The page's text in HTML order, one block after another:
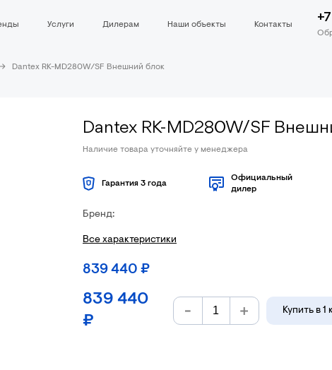
Услуги Дилерам Наши объекты Контакты
Dantex RK-MD280W/SF Внешний блок
Dantex RK-MD280W/SF
Наличие товара уточняйте у менеджера
Гарантия 3 года
Официальный
дилер
Бренд:
Все характеристики
839 440 ₽
839 440
₽
Купить в 1